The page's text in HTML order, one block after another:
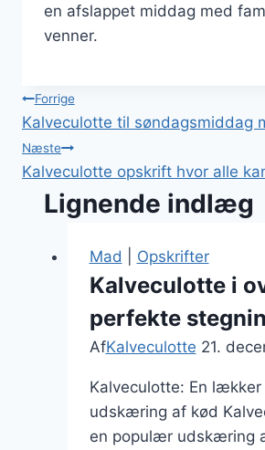
en afslappet middag med
venner.
Indlægsnavigation
Forrige
Kalveculotte til søndagsmiddag
Næste
Kalveculotte opskrift hvor alle
Lignende indlæg
Mad Opskrifter
Kalveculotte i
perfekte
AfKalveculotte 21.
Kalveculotte: En lækker
udskæring af kød
en populær udskæring